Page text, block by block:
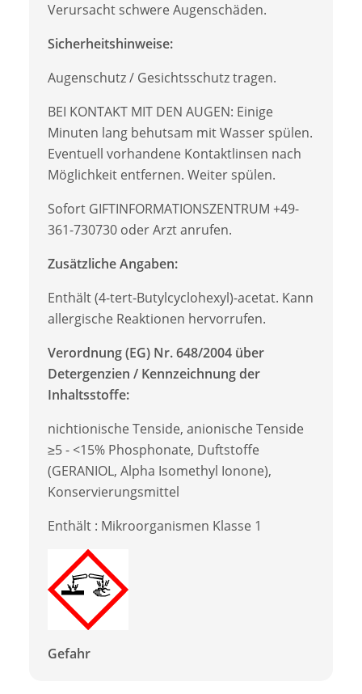
Verursacht schwere Augenschäden.
Sicherheitshinweise:
Augenschutz / Gesichtsschutz tragen.
BEI KONTAKT MIT DEN AUGEN: Einige
Minuten lang behutsam mit Wasser spülen.
Eventuell vorhandene Kontaktlinsen nach
Möglichkeit entfernen. Weiter spülen.
Sofort GIFTINFORMATIONSZENTRUM +49-
361-730730 oder Arzt anrufen.
Zusätzliche Angaben:
Enthält (4-tert-Butylcyclohexyl)-acetat. Kann
allergische Reaktionen hervorrufen.
Verordnung (EG) Nr. 648/2004 über
Detergenzien / Kennzeichnung der
Inhaltsstoffe:
nichtionische Tenside, anionische Tenside
≥5 - <15% Phosphonate, Duftstoffe
(GERANIOL, Alpha Isomethyl Ionone),
Konservierungsmittel
Enthält : Mikroorganismen Klasse 1
Gefahr